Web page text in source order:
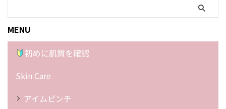
MENU
初めに肌質を確認
Skin Care
アイムピンチ